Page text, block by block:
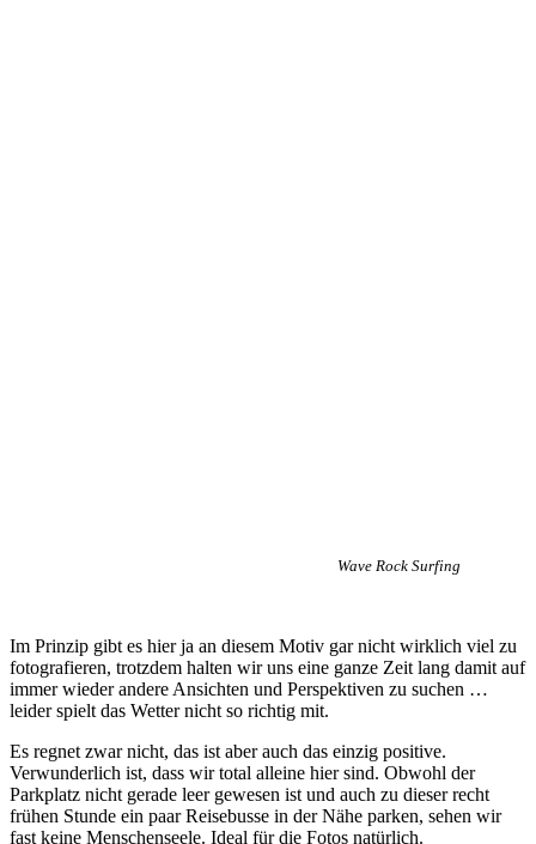
Wave Rock Surfing
Im Prinzip gibt es hier ja an diesem Motiv gar nicht wirklich viel zu
fotografieren, trotzdem halten wir uns eine ganze Zeit lang damit auf
immer wieder andere Ansichten und Perspektiven zu suchen …
leider spielt das Wetter nicht so richtig mit.
Es regnet zwar nicht, das ist aber auch das einzig positive.
Verwunderlich ist, dass wir total alleine hier sind. Obwohl der
Parkplatz nicht gerade leer gewesen ist und auch zu dieser recht
frühen Stunde ein paar Reisebusse in der Nähe parken, sehen wir
fast keine Menschenseele. Ideal für die Fotos natürlich.